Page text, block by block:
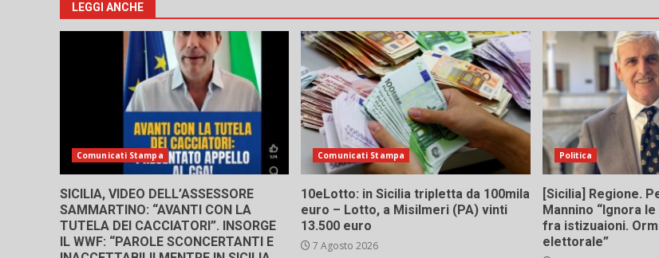
LEGGI ANCHE
Comunicati Stampa
SICILIA, VIDEO DELL’ASSESSORE
SAMMARTINO: “AVANTI CON LA
TUTELA DEI CACCIATORI”. INSORGE
IL WWF: “PAROLE SCONCERTANTI E
Comunicati Stampa
10eLotto: in Sicilia tripletta da 100mila
euro – Lotto, a Misilmeri (PA) vinti
13.500 euro
7 Agosto 2026
Politica
[Sicilia] Regione.
Mannino “Ignora
fra istizuaioni.
elettorale”